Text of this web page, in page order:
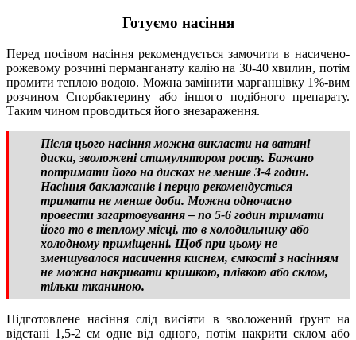
Готуємо насіння
Перед посівом насіння рекомендується замочити в насичено-
рожевому розчині перманганату калію на 30-40 хвилин, потім
промити теплою водою. Можна замінити марганцівку 1%-вим
розчином Спорбактерину або іншого подібного препарату.
Таким чином проводиться його знезараження.
Після цього насіння можна викласти на ватяні
диски, зволожені стимулятором росту. Бажано
потримати його на дисках не менше 3-4 годин.
Насіння баклажанів і перцю рекомендується
тримати не менше доби. Можна одночасно
провести загартовування – по 5-6 годин тримати
його то в теплому місці, то в холодильнику або
холодному приміщенні. Щоб при цьому не
зменшувалося насичення киснем, ємкості з насінням
не можна накривати кришкою, плівкою або склом,
тільки тканиною.
Підготовлене насіння слід висіяти в зволожений ґрунт на
відстані 1,5-2 см одне від одного, потім накрити склом або